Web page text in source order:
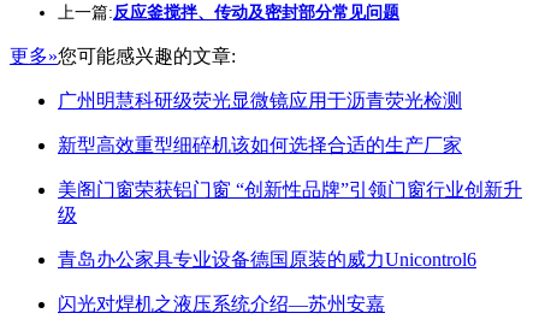
上一篇:反应釜搅拌、传动及密封部分常见问题
更多»您可能感兴趣的文章:
广州明慧科研级荧光显微镜应用于沥青荧光检测
新型高效重型细碎机该如何选择合适的生产厂家
美阁门窗荣获铝门窗 “创新性品牌”引领门窗行业创新升
级
青岛办公家具专业设备德国原装的威力Unicontrol6
闪光对焊机之液压系统介绍—苏州安嘉